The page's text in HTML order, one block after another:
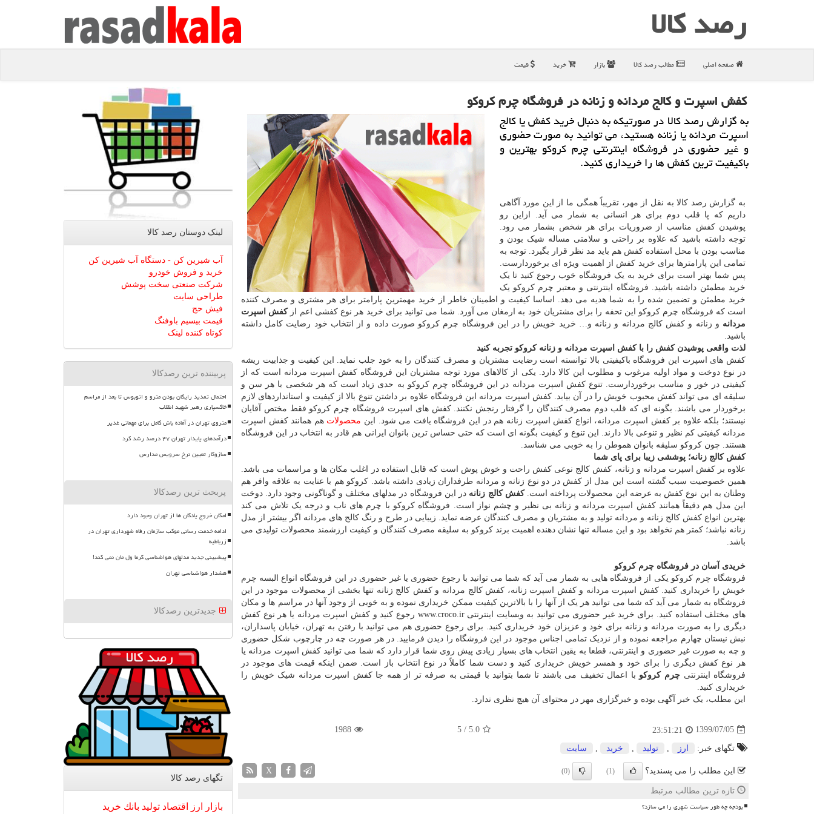
رصد كالا
صفحه اصلی مطالب رصد كالا بازار خرید قیمت
كفش اسپرت و كالج مردانه و زنانه در فروشگاه چرم كروكو
به گزارش رصد كالا در صورتیكه به دنبال خرید كفش یا كالج
اسپرت مردانه یا زنانه هستید، می توانید به صورت حضوری
و غیر حضوری در فروشگاه اینترنتی چرم كروكو بهترین و
باكیفیت ترین كفش ها را خریداری كنید.
به گزارش رصد کالا به نقل از مهر، تقریباً همگی ما از این مورد آگاهی
داریم که پا قلب دوم برای هر انسانی به شمار می آید. ازاین رو
پوشیدن کفش مناسب از ضروریات برای هر شخص بشمار می رود.
توجه داشته باشید که علاوه بر راحتی و سلامتی مساله شیک بودن و
مناسب بودن با محل استفاده کفش هم باید مد نظر قرار بگیرد. توجه به
تمامی این پارامترها برای خرید کفش از اهمیت ویژه ای برخوردارست.
پس شما بهتر است برای خرید به یک فروشگاه خوب رجوع کنید تا یک
خرید مطمئن داشته باشید. فروشگاه اینترنتی و معتبر چرم کروکو یک
خرید مطمئن و تضمین شده را به شما هدیه می دهد. اساسا کیفیت و اطمینان خاطر از خرید مهمترین پارامتر برای هر مشتری و مصرف کننده
است که فروشگاه چرم کروکو این تحفه را برای مشتریان خود به ارمغان می آورد. شما می توانید برای خرید هر نوع کفشی اعم از کفش اسپرت
مردانه و زنانه و کفش کالج مردانه و زنانه و… خرید خویش را در این فروشگاه چرم کروکو صورت داده و از انتخاب خود رضایت کامل داشته
باشید.
لذت واقعی پوشیدن کفش را با کفش اسپرت مردانه و زنانه کروکو تجربه کنید
کفش های اسپرت این فروشگاه باکیفیتی بالا توانسته است رضایت مشتریان و مصرف کنندگان را به خود جلب نماید. این کیفیت و جذابیت ریشه
در نوع دوخت و مواد اولیه مرغوب و مطلوب این کالا دارد. یکی از کالاهای مورد توجه مشتریان این فروشگاه کفش اسپرت مردانه است که از
کیفیتی در خور و مناسب برخوردارست. تنوع کفش اسپرت مردانه در این فروشگاه چرم کروکو به حدی زیاد است که هر شخصی با هر سن و
سلیقه ای می تواند کفش محبوب خویش را در آن بیابد. کفش اسپرت مردانه این فروشگاه علاوه بر داشتن تنوع بالا از کیفیت و استانداردهای لازم
برخوردار می باشند. بگونه ای که قلب دوم مصرف کنندگان را گرفتار رنجش نکنند. کفش های اسپرت فروشگاه چرم کروکو فقط مختص آقایان
نیستند؛ بلکه علاوه بر کفش اسپرت مردانه، انواع کفش اسپرت زنانه هم در این فروشگاه یافت می شود. این محصولات هم همانند کفش اسپرت
مردانه کیفیتی کم نظیر و تنوعی بالا دارند. این تنوع و کیفیت بگونه ای است که حتی حساس ترین بانوان ایرانی هم قادر به انتخاب در این فروشگاه
هستند. چون کروکو سلیقه بانوان هموطن را به خوبی می شناسد.
کفش کالج زنانه؛ پوششی زیبا برای پای شما
علاوه بر کفش اسپرت مردانه و زنانه، کفش کالج نوعی کفش راحت و خوش پوش است که قابل استفاده در اغلب مکان ها و مراسمات می باشد.
همین خصوصیت سبب گشته است این مدل از کفش در دو نوع زنانه و مردانه طرفداران زیادی داشته باشد. کروکو هم با عنایت به علاقه وافر هم
وطنان به این نوع کفش به عرضه این محصولات پرداخته است. کفش کالج زنانه در این فروشگاه در مدلهای مختلف و گوناگونی وجود دارد. دوخت
این مدل هم دقیقاً همانند کفش اسپرت مردانه و زنانه بی نظیر و چشم نواز است. فروشگاه کروکو با چرم های ناب و درجه یک تلاش می کند
بهترین انواع کفش کالج زنانه و مردانه تولید و به مشتریان و مصرف کنندگان عرضه نماید. زیبایی در طرح و رنگ کالج های مردانه اگر بیشتر از مدل
زنانه نباشد؛ کمتر هم نخواهد بود و این مساله تنها نشان دهنده اهمیت برند کروکو به سلیقه مصرف کنندگان و کیفیت ارزشمند محصولات تولیدی می
باشد.
خریدی آسان در فروشگاه چرم کروکو
فروشگاه چرم کروکو یکی از فروشگاه هایی به شمار می آید که شما می توانید با رجوع حضوری یا غیر حضوری در این فروشگاه انواع البسه چرم
خویش را خریداری کنید. کفش اسپرت مردانه و کفش اسپرت زنانه، کفش کالج مردانه و کفش کالج زنانه تنها بخشی از محصولات موجود در این
فروشگاه به شمار می آید که شما می توانید هر یک از آنها را با بالاترین کیفیت ممکن خریداری نموده و به خوبی از وجود آنها در مراسم ها و مکان
های مختلف استفاده کنید. برای خرید غیر حضوری می توانید به وبسایت اینترنتی www.croco.ir رجوع کنید و کفش اسپرت مردانه یا هر نوع کفش
دیگری را به صورت مردانه و زنانه برای خود و عزیزان خود خریداری کنید. برای رجوع حضوری هم می توانید با رفتن به تهران، خیابان پاسداران،
نبش نیستان چهارم مراجعه نموده و از نزدیک تمامی اجناس موجود در این فروشگاه را دیدن فرمایید. در هر صورت چه در چارچوب شکل حضوری
و چه به صورت غیر حضوری و اینترنتی، قطعا به یقین انتخاب های بسیار زیادی پیش روی شما قرار دارد که شما می توانید کفش اسپرت مردانه یا
هر نوع کفش دیگری را برای خود و همسر خویش خریداری کنید و دست شما کاملاً در نوع انتخاب باز است. ضمن اینکه قیمت های موجود در
فروشگاه اینترنتی چرم کروکو با اعمال تخفیف می باشند تا شما بتوانید با قیمتی به صرفه تر از همه جا کفش اسپرت مردانه شیک خویش را
خریداری کنید.
این مطلب، یک خبر آگهی بوده و خبرگزاری مهر در محتوای آن هیچ نظری ندارد.
1399/07/05
23:51:21
5.0
/
5
1988
تگهای خبر: ارز تولید خرید سایت
این مطلب را می پسندید؟ (1)
(0)
X
تازه ترین مطالب مرتبط
بودجه چه طور سیاست شهری را می سازد؟
لینک دوستان رصد كالا
آب شیرین کن - دستگاه آب شیرین کن
خرید و فروش خودرو
شرکت صنعتی سخت پوشش
طراحی سایت
فیش حج
قیمت بیسیم باوفنگ
کوتاه کننده لینک
پربیننده ترین رصدکالا
احتمال تمدید رایگان بودن مترو و اتوبوس تا بعد از مراسم
خاکسپاری رهبر شهید انقلاب
متروی تهران در آماده باش کامل برای مهمانی غدیر
درآمدهای پایدار تهران ۴۷ درصد رشد کرد
سازوکار تعیین نرخ سرویس مدارس
پربحث ترین رصدکالا
امکان خروج پادگان ها از تهران وجود دارد
ادامه خدمت رسانی موکب سازمان رفاه شهرداری تهران در
زرباطیه
پیشبینی جدید مدلهای هواشناسی گرما ول مان نمی کند!
هشدار هواشناسی تهران
جدیدترین رصدکالا
تگهای رصد كالا
بازار ارز اقتصاد تولید بانك خرید